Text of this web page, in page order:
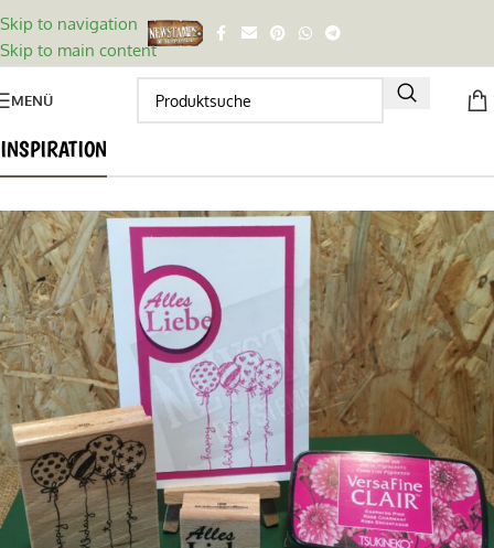
Skip to navigation
Skip to main content
MENÜ
INSPIRATION